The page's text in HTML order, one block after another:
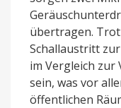
übertragen.
Schallaustritt
im Vergleich
sein, was vor
öffentlichen